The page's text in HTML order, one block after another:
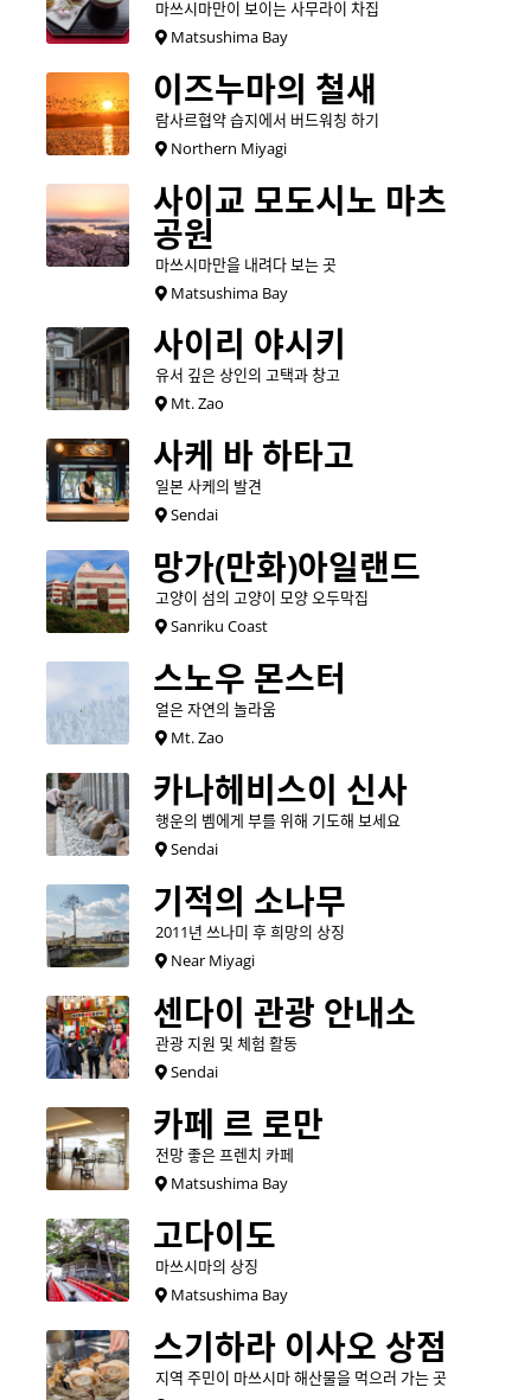
마쓰시마만이 보이는 사무라이 차집
Matsushima Bay
이즈누마의 철새
람사르협약 습지에서 버드워칭 하기
Northern Miyagi
사이교 모도시노 마츠
공원
마쓰시마만을 내려다 보는 곳
Matsushima Bay
사이리 야시키
유서 깊은 상인의 고택과 창고
Mt. Zao
사케 바 하타고
일본 사케의 발견
Sendai
망가(만화)아일랜드
고양이 섬의 고양이 모양 오두막집
Sanriku Coast
스노우 몬스터
얼은 자연의 놀라움
Mt. Zao
카나헤비스이 신사
행운의 벰에게 부를 위해 기도해 보세요
Sendai
기적의 소나무
2011년 쓰나미 후 희망의 상징
Near Miyagi
센다이 관광 안내소
관광 지원 및 체험 활동
Sendai
카페 르 로만
전망 좋은 프렌치 카페
Matsushima Bay
고다이도
마쓰시마의 상징
Matsushima Bay
스기하라 이사오 상점
지역 주민이 마쓰시마 해산물을 먹으러 가는 곳